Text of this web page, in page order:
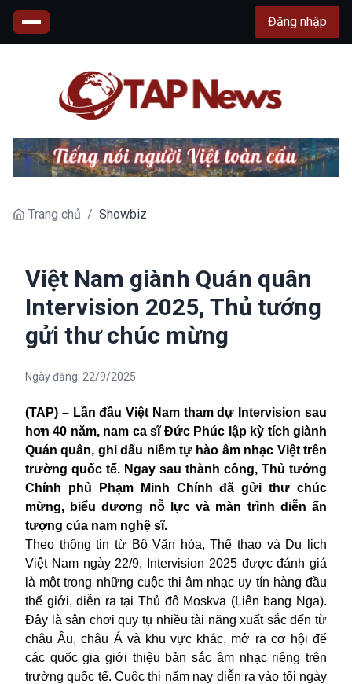
Đăng nhập
Trang chủ / Showbiz
Việt Nam giành Quán quân
Intervision 2025, Thủ tướng
gửi thư chúc mừng
Ngày đăng: 22/9/2025
(TAP) – Lần đầu Việt Nam tham dự Intervision sau
hơn 40 năm, nam ca sĩ Đức Phúc lập kỳ tích giành
Quán quân, ghi dấu niềm tự hào âm nhạc Việt trên
trường quốc tế. Ngay sau thành công, Thủ tướng
Chính phủ Phạm Minh Chính đã gửi thư chúc
mừng, biểu dương nỗ lực và màn trình diễn ấn
tượng của nam nghệ sĩ.
Theo thông tin từ Bộ Văn hóa, Thể thao và Du lịch
Việt Namngày 22/9, Intervision 2025 được đánh giá
là một trong những cuộc thi âm nhạc uy tín hàng đầu
thế giới, diễn ra tại Thủ đô Moskva (Liên bang Nga).
Đây là sân chơi quy tụ nhiều tài năng xuất sắc đến từ
châu Âu, châu Á và khu vực khác, mở ra cơ hội để
các quốc gia giới thiệu bản sắc âm nhạc riêng trên
trường quốc tế. Cuộc thi năm nay diễn ra vào tối ngày